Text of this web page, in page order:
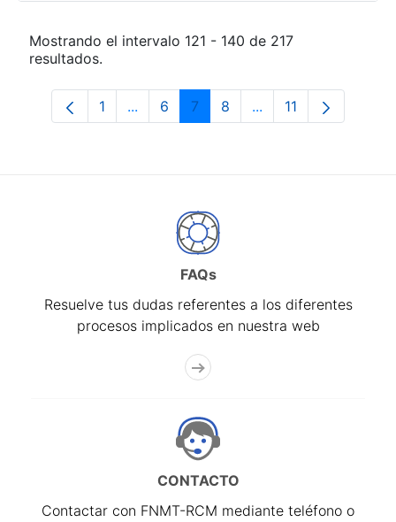
Mostrando el intervalo 121 - 140 de 217
resultados.
Página
1 ...Páginas intermedias Use TAB para
Página
6 Página
7 Página
8 ...Páginas intermedias
Página
11
FAQs
Resuelve tus dudas referentes a los diferentes
procesos implicados en nuestra web
CONTACTO
Contactar con FNMT-RCM mediante teléfono o